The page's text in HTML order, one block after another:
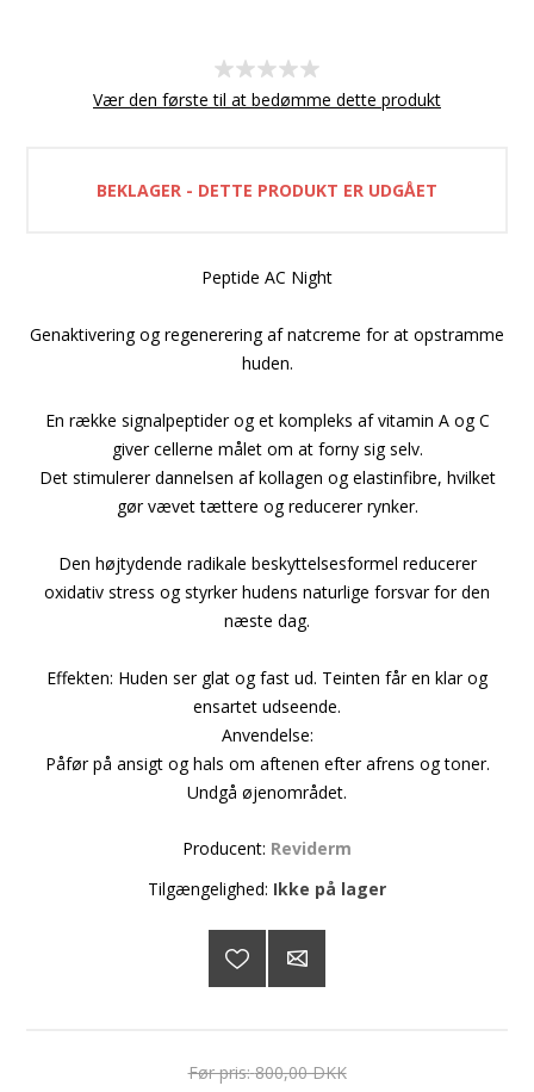
Vær den første til at bedømme dette produkt
BEKLAGER - DETTE PRODUKT ER UDGÅET
Peptide AC Night
Genaktivering og regenerering af natcreme for at opstramme
huden.
En række signalpeptider og et kompleks af vitamin A og C
giver cellerne målet om at forny sig selv.
Det stimulerer dannelsen af kollagen og elastinfibre, hvilket
gør vævet tættere og reducerer rynker.
Den højtydende radikale beskyttelsesformel reducerer
oxidativ stress og styrker hudens naturlige forsvar for den
næste dag.
Effekten: Huden ser glat og fast ud. Teinten får en klar og
ensartet udseende.
Anvendelse:
Påfør på ansigt og hals om aftenen efter afrens og toner.
Undgå øjenområdet.
Producent: Reviderm
Tilgængelighed: Ikke på lager
Før pris: 800,00 DKK